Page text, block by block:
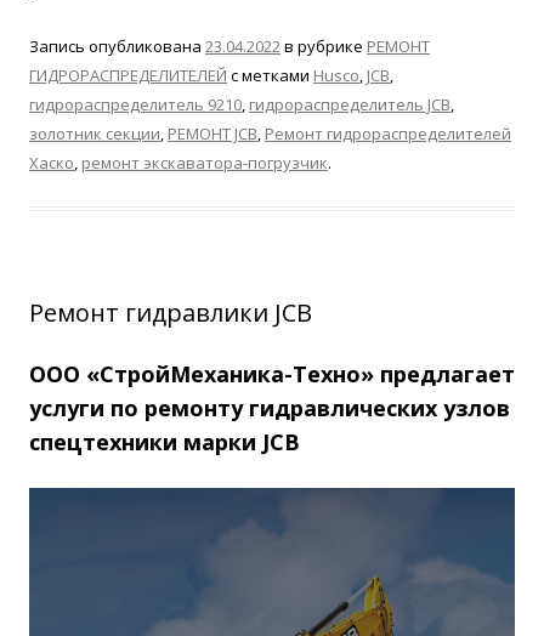
Запись опубликована 23.04.2022в рубрике РЕМОНТ
ГИДРОРАСПРЕДЕЛИТЕЛЕЙ с метками Husco, JCB,
гидрораспределитель 9210, гидрораспределитель JCB,
золотник секции, РЕМОНТ JCB, Ремонт гидрораспределителей
Хаско, ремонт экскаватора-погрузчик.
Ремонт гидравлики JCB
ООО «СтройМеханика-Техно» предлагает
услуги по ремонту гидравлических узлов
спецтехники марки JCB